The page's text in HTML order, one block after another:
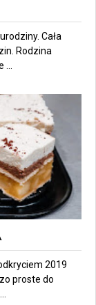
Cała
Rodzina
2019
proste do